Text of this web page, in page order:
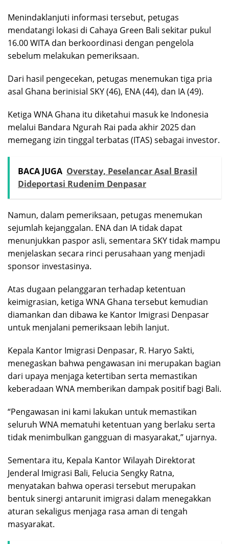
Menindaklanjuti informasi tersebut, petugas
mendatangi lokasi di Cahaya Green Bali sekitar pukul
16.00 WITA dan berkoordinasi dengan pengelola
sebelum melakukan pemeriksaan.
Dari hasil pengecekan, petugas menemukan tiga pria
asal Ghana berinisial SKY (46), ENA (44), dan IA (49).
Ketiga WNA Ghana itu diketahui masuk ke Indonesia
melalui Bandara Ngurah Rai pada akhir 2025 dan
memegang izin tinggal terbatas (ITAS) sebagai investor.
BACA JUGA Overstay, Peselancar Asal Brasil
Dideportasi Rudenim Denpasar
Namun, dalam pemeriksaan, petugas menemukan
sejumlah kejanggalan. ENA dan IA tidak dapat
menunjukkan paspor asli, sementara SKY tidak mampu
menjelaskan secara rinci perusahaan yang menjadi
sponsor investasinya.
Atas dugaan pelanggaran terhadap ketentuan
keimigrasian, ketiga WNA Ghana tersebut kemudian
diamankan dan dibawa ke Kantor Imigrasi Denpasar
untuk menjalani pemeriksaan lebih lanjut.
Kepala Kantor Imigrasi Denpasar, R. Haryo Sakti,
menegaskan bahwa pengawasan ini merupakan bagian
dari upaya menjaga ketertiban serta memastikan
keberadaan WNA memberikan dampak positif bagi Bali.
“Pengawasan ini kami lakukan untuk memastikan
seluruh WNA mematuhi ketentuan yang berlaku serta
tidak menimbulkan gangguan di masyarakat,” ujarnya.
Sementara itu, Kepala Kantor Wilayah Direktorat
Jenderal Imigrasi Bali, Felucia Sengky Ratna,
menyatakan bahwa operasi tersebut merupakan
bentuk sinergi antarunit imigrasi dalam menegakkan
aturan sekaligus menjaga rasa aman di tengah
masyarakat.